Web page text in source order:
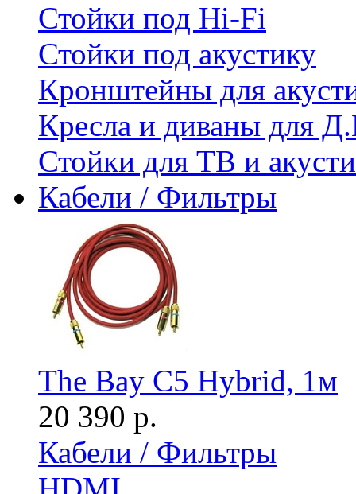
Стойки под Hi-Fi
Стойки под акустику
Кронштейны для
Кресла и диваны для
Стойки для ТВ и
Кабели / Фильтры
The Bay C5 Hybrid, 1м
20 390 р.
Кабели / Фильтры